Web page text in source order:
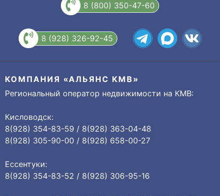
8 (800) 350-47-60
8 (928) 326-92-45
КОМПАНИЯ «АЛЬЯНС КМВ»
Региональный оператор недвижимости на КМВ:
Кисловодск:
8(928) 354-83-59 / 8(928) 363-04-48
8(928) 305-90-00 / 8(928) 658-00-27
Ессентуки:
8(928) 354-83-52 / 8(928) 306-95-16